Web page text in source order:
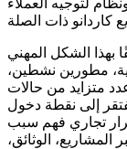
لتوجيه العملاء
بهذا الشكل المهني
مطورين نشطين،
متزايد من حالات
إلى نقطة دخول
تجاري فهم سبب
المشاريع، الوثائق،